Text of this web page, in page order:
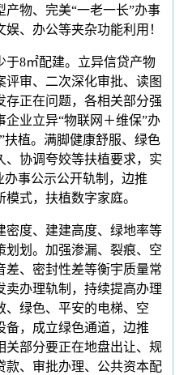
物、完美“一老一长”办事
、办公等夹杂功能利用！
8㎡配建。立异信贷产物
审、二次深化审批、读图
存正在问题，各相关部分强
业立异“物联网＋维保”办
扶植。满脚健康舒服、绿色
、协调夸姣等扶植要求，实
办事公示公开轨制，边推
式，扶植数字家庭。
度、建建高度、绿地率等
划划。加强渗漏、裂痕、空
差、密封性差等衡宇质量常
卖办理轨制，持续提高办理
、绿色、平安的电梯、空
备，成立绿色通道，边推
关部分要正在地盘出让、规
款、审批办理、公共资本配